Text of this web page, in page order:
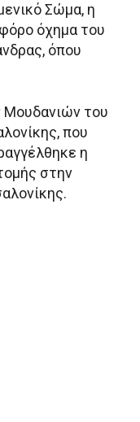
Σώμα, η
όχημα του
όπου
Μουδανιών του
που
η
στην